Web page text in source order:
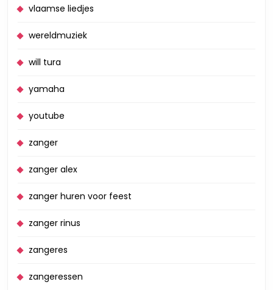
vlaamse liedjes
wereldmuziek
will tura
yamaha
youtube
zanger
zanger alex
zanger huren voor feest
zanger rinus
zangeres
zangeressen